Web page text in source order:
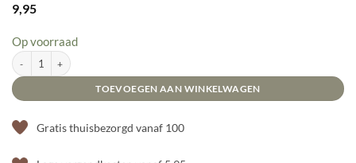
9,95
Op voorraad
Tuban Shock! Multisensory Foam-Gel – Appel 200 ml aantal
TOEVOEGEN AAN WINKELWAGEN
Gratis thuisbezorgd vanaf 100